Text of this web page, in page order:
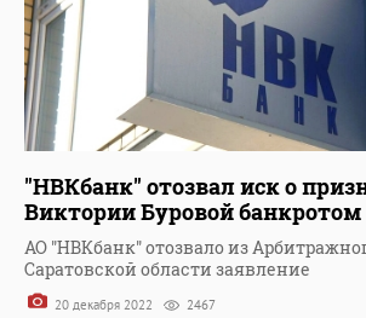
"НВКбанк" отозвал иск о
Виктории Буровой банкротом
АО "НВКбанк" отозвало из
Саратовской области заявление
20 декабря 2022 2467